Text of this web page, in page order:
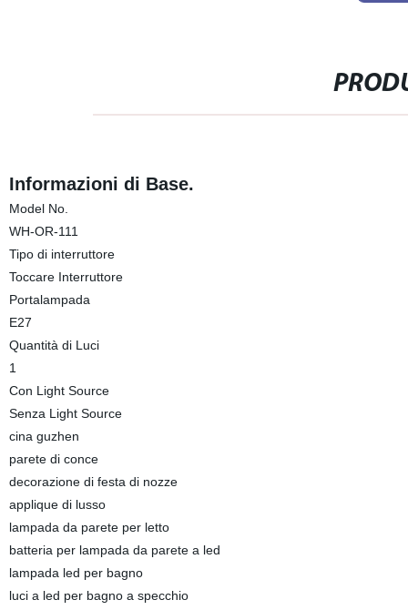
Informazioni di Base.
Model No.
WH-OR-111
Tipo di interruttore
Toccare Interruttore
Portalampada
E27
Quantità di Luci
1
Con Light Source
Senza Light Source
cina guzhen
parete di conce
decorazione di festa di nozze
applique di lusso
lampada da parete per letto
batteria per lampada da parete a led
lampada led per bagno
luci a led per bagno a specchio